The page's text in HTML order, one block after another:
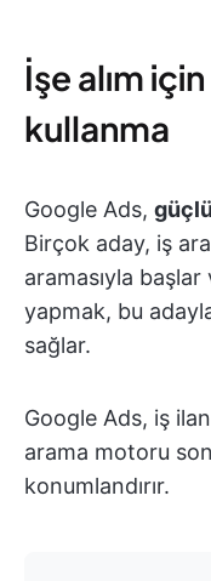
İşe alım
kullanma
Google Ads,
Birçok aday, iş
aramasıyla başlar
yapmak, bu
sağlar.
Google Ads, iş
arama motoru
konumlandırır.